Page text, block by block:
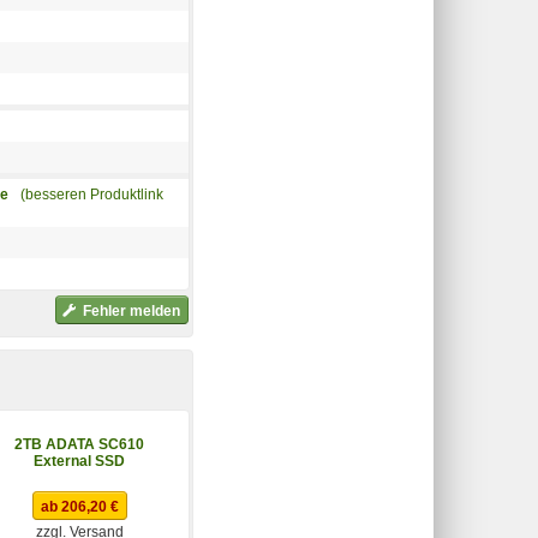
(besseren Produktlink
Fehler melden
2TB ADATA SC610
External SSD
ab 206,20 €
zzgl. Versand